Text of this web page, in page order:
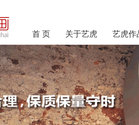
首 页 关于艺虎 艺虎作